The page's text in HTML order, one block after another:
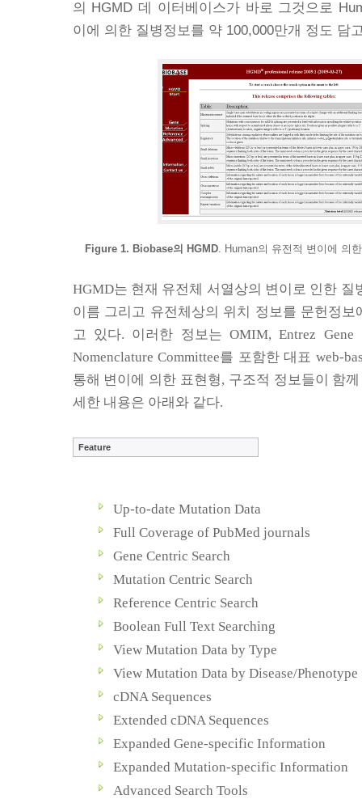
의
HGMD 데 이터베이스가 바로 그것으로
이에 의한 질병정보를 약100,000만개 정도 담
Figure 1. Biobase의 HGMD. Human의 유전적 변이에 의
HGMD는 현재 유전체 서열상의 변이로 인한 질
이름 그리고 유전체상의 위치 정보를 문헌정보
고 있다. 이러한 정보는 OMIM, Entrez Gene
Nomenclature Committee를 포함한 대표 web-
통해 변이에 의한 표현형, 구조적 정보들이 함
세한 내용은 아래와 같다.
Feature
Up-to-date Mutation Data
Full Coverage of PubMed journals
Gene Centric Search
Mutation Centric Search
Reference Centric Search
Boolean Full Text Searching
View Mutation Data by Type
View Mutation Data by Disease/Phenotype
cDNA Sequences
Extended cDNA Sequences
Expanded Gene-specific Information
Expanded Mutation-specific Information
Advanced Search Tools